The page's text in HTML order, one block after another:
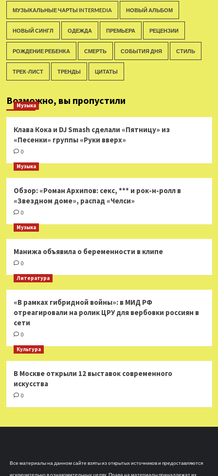
МУЗЫКАЛЬНЫЕ ЧАРТЫ INTERMEDIA НОВЫЙ АЛЬБОМ
НОВЫЙ СИНГЛ ОДЕЖДА ПРЕМЬЕРА РЕЦЕНЗИИ
РОЖДЕНИЕ РЕБЕНКА СМЕРТЬ СОБЫТИЯ ДНЯ СТИЛЬ
ТРЕК-ЛИСТ ТРЕНДЫ ЦИТАТЫ
Возможно, вы пропустили
Музыка
Клава Кока и DJ Smash сделали «Пятницу» из
«Песенки» группы «Руки вверх»
0
Музыка
Обзор: «Роман Архипов: секс, *** и рок-н-ролл в
«Звездном доме», распад «Челси»
0
Музыка
Манижа объявила о беременности в клипе
0
Литература
«В рамках гибридной войны»: в МИД РФ
отреагировали на ролик ЦРУ для вербовки россиян в
сети
0
Культура
В Москве открыли 12 выставок современного
искусства
0
Все материалы на данном сайте взяты из открытых источников и предоставляются
исключительно в ознакомительных целях. Права на материалы принадлежат их